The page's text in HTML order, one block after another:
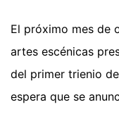
El próximo mes de
artes escénicas
del primer trienio
espera que se